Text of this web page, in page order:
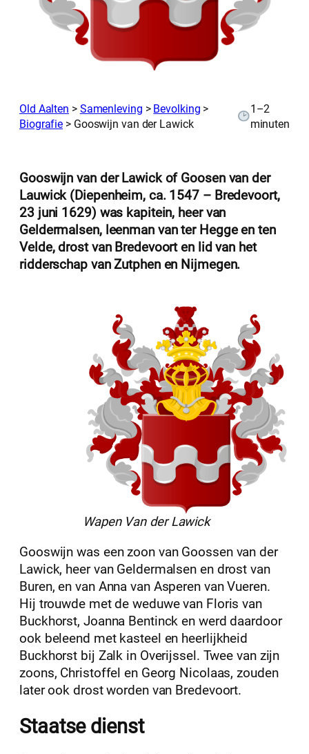
Old Aalten > Samenleving > Bevolking >
Biografie > Gooswijn van der Lawick
1–2
minuten
Gooswijn van der Lawick of Goosen van der
Lauwick (Diepenheim, ca. 1547 – Bredevoort,
23 juni 1629) was kapitein, heer van
Geldermalsen, leenman van ter Hegge en ten
Velde, drost van Bredevoort en lid van het
ridderschap van Zutphen en Nijmegen.
Wapen Van der Lawick
Gooswijn was een zoon van Goossen van der
Lawick, heer van Geldermalsen en drost van
Buren, en van Anna van Asperen van Vueren.
Hij trouwde met de weduwe van Floris van
Buckhorst, Joanna Bentinck en werd daardoor
ook beleend met kasteel en heerlijkheid
Buckhorst bij Zalk in Overijssel. Twee van zijn
zoons, Christoffel en Georg Nicolaas, zouden
later ook drost worden van Bredevoort.
Staatse dienst